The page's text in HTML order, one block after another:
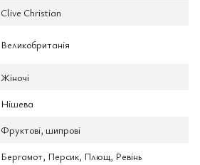
Clive Christian
Великобританія
Жіночі
Нішева
Фруктові, шипрові
Бергамот, Персик, Плющ, Ревінь